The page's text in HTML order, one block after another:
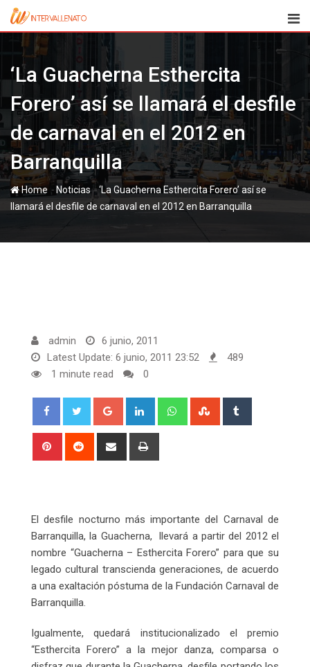
Skip
content
‘La Guacherna Esthercita
Forero’ así se llamará el desfile
de carnaval en el 2012 en
Barranquilla
Home - Noticias-‘La Guacherna Esthercita Forero’ así se
llamará el desfile de carnaval en el 2012 en Barranquilla
admin
6 junio, 2011
Latest Update: 6 junio, 2011 23:52
489
1 minute read
0
Google+ LinkedIn WhatsappStumbleUpon
Pinterest Reddit
Share
El desfile nocturno más importante del Carnaval de
Barranquilla, la Guacherna, llevará a partir del 2012 el
nombre “Guacherna – Esthercita Forero” para que su
legado cultural transcienda generaciones, de acuerdo
a una exaltación póstuma de la Fundación Carnaval de
Barranquilla.
Igualmente, quedará institucionalizado el premio
“Esthercita Forero” a la mejor danza, comparsa o